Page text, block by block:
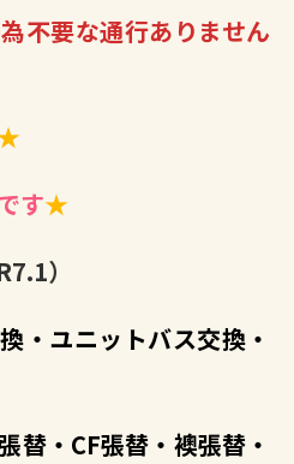
不要な通行ありません
す★
）
・ユニットバス交換・
替・CF張替・襖張替・